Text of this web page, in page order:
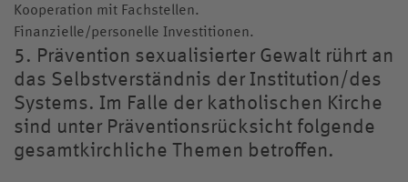
Kooperation mit Fachstellen.
Finanzielle/personelle Investitionen.
5. Prävention sexualisierter Gewalt rührt an
das Selbstverständnis der Institution/des
Systems. Im Falle der katholischen Kirche
sind unter Präventionsrücksicht folgende
gesamtkirchliche Themen betroffen.